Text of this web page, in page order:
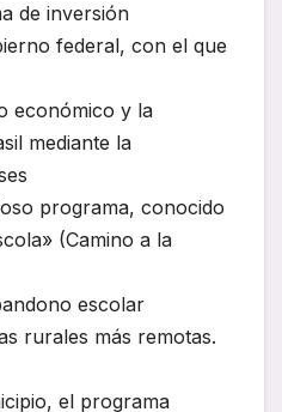
de inversión
federal, con el que
económico y la
mediante la
programa, conocido
(Camino a la
escolar
rurales más remotas.
el programa